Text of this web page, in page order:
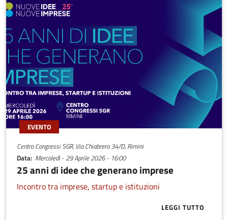
EVENTO
Centro Congressi SGR, Via Chiabrera 34/D, Rimini
Data Mercoledì - 29 Aprile 2026 - 16:00
25 anni di idee che generano imprese
Incontro tra imprese, startup e istituzioni
LEGGI TUTTO
ABOUT 25